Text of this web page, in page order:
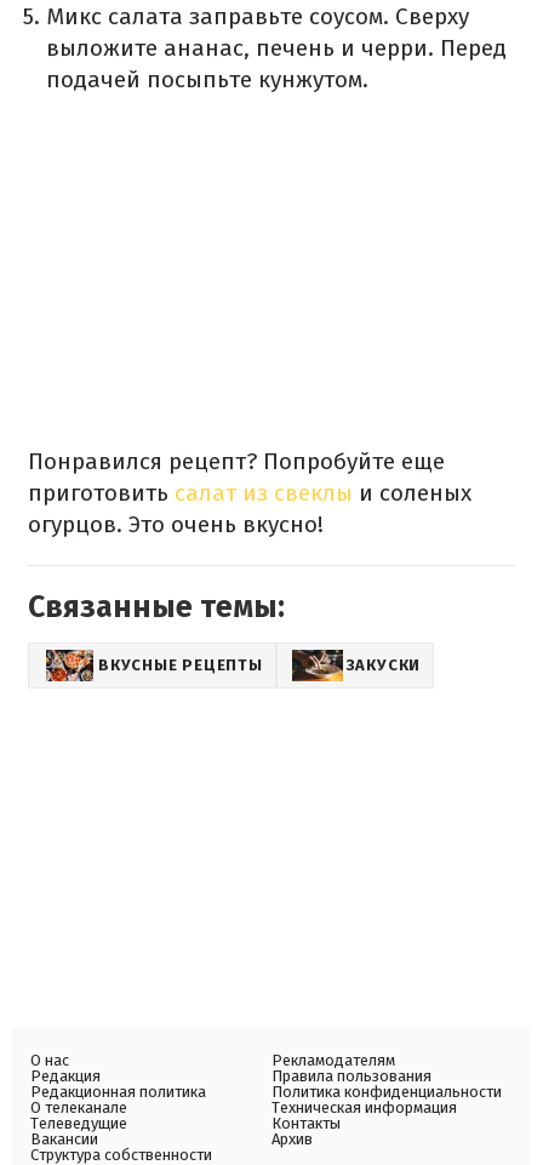
Микс салата заправьте соусом. Сверху
выложите ананас, печень и черри. Перед
подачей посыпьте кунжутом.
Понравился рецепт? Попробуйте еще
приготовить салат из свеклы и соленых
огурцов. Это очень вкусно!
Связанные темы:
ВКУСНЫЕ РЕЦЕПТЫ ЗАКУСКИ
О нас
Редакция
Редакционная политика
О телеканале
Телеведущие
Вакансии
Структура собственности
Рекламодателям
Правила пользования
Политика конфиденциальности
Техническая информация
Контакты
Архив